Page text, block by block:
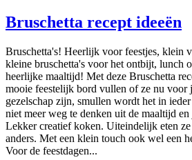
Bruschetta recept ideeën
Bruschetta's! Heerlijk voor feestjes, klein
kleine bruschetta's voor het ontbijt, lunch
heerlijke maaltijd! Met deze Bruschetta
mooie feestelijk bord vullen of ze nu voor
gezelschap zijn, smullen wordt het in
niet meer weg te denken uit de maaltijd
Lekker creatief koken. Uiteindelijk eten
anders. Met een klein touch ook wel een
Voor de feestdagen...